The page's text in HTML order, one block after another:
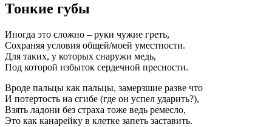
Тонкие губы
Иногда это сложно – руки чужие греть,
Сохраняя условия общей/моей уместности.
Для таких, у которых снаружи медь,
Под которой избыток сердечной пресности.
Вроде пальцы как пальцы, замерзшие разве что
И потертость на сгибе (где он успел ударить?),
Взять ладони без страха тоже ведь ремесло,
Это как канарейку в клетке запеть заставить.